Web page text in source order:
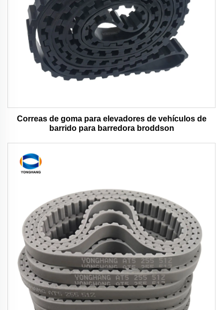
Correas de goma para elevadores de vehículos de
barrido para barredora broddson